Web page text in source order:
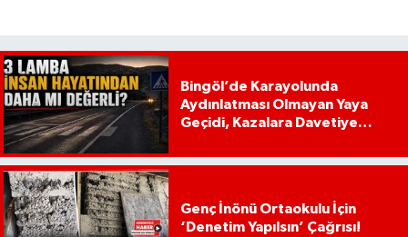
Bingöl’de Karayolunda
Aydınlatması Olmayan Yaya
Geçidi, Kazalara Davetiye
Genç İnönü Ortaokulu İçin
‘Denetim Yapılsın’ Çağrısı!